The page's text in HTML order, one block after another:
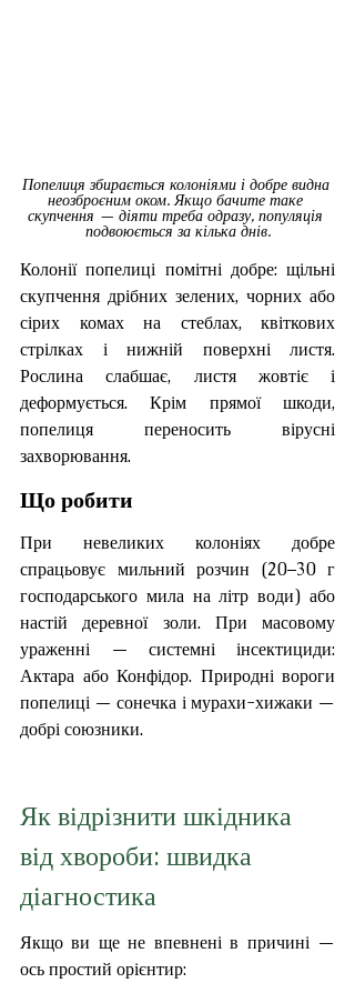
Попелиця збирається колоніями і добре видна
неозброєним оком. Якщо бачите таке
скупчення — діяти треба одразу, популяція
подвоюється за кілька днів.
Колонії попелиці помітні добре: щільні
скупчення дрібних зелених, чорних або
сірих комах на стеблах, квіткових
стрілках і нижній поверхні листя.
Рослина слабшає, листя жовтіє і
деформується. Крім прямої шкоди,
попелиця переносить вірусні
захворювання.
Що робити
При невеликих колоніях добре
спрацьовує мильний розчин (20–30 г
господарського мила на літр води) або
настій деревної золи. При масовому
ураженні — системні інсектициди:
Актара або Конфідор. Природні вороги
попелиці — сонечка і мурахи-хижаки —
добрі союзники.
Як відрізнити шкідника
від хвороби: швидка
діагностика
Якщо ви ще не впевнені в причині —
ось простий орієнтир: